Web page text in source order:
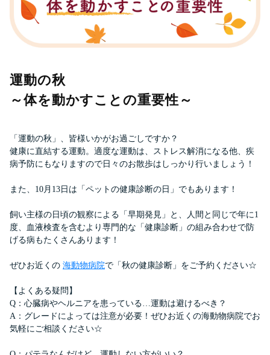
運動の秋
～体を動かすことの重要性～
「運動の秋」、皆様いかがお過ごしですか？
健康に直結する運動。適度な運動は、ストレス解消になる他、疾
病予防にもなりますので日々のお散歩はしっかり行いましょう！
また、10月13日は「ペットの健康診断の日」でもあります！
飼い主様の日頃の観察による「早期発見」と、人間と同じで年に1
度、血液検査を含むより専門的な「健康診断」の組み合わせで防
げる病もたくさんあります！
ぜひお近くの 海動物病院で「秋の健康診断」をご予約ください☆
【よくある疑問】
Q：心臓病やヘルニアを患っている…運動は避けるべき？
A：グレードによっては注意が必要！ぜひお近くの海動物病院でお
気軽にご相談ください☆